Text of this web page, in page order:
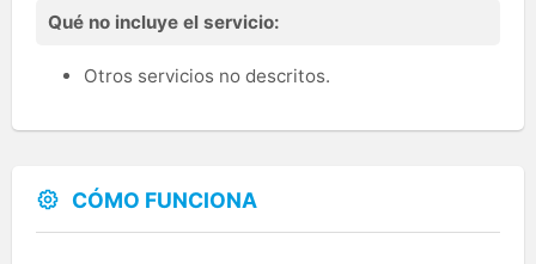
Qué no incluye el servicio:
Otros servicios no descritos.
CÓMO FUNCIONA